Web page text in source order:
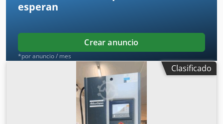
esperan
Crear anuncio
*por anuncio / mes
Clasificado